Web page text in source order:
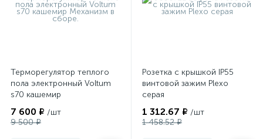
Терморегулятор теплого
пола электронный Voltum
s70 кашемир
7 600 ₽ /шт
9 500 ₽
Розетка с крышкой IP55
винтовой зажим Plexo
серая
1 312.67 ₽ /шт
1 458.52 ₽